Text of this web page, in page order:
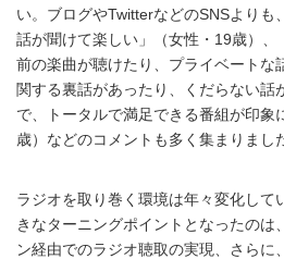
い。ブログやTwitterなどのSNSよりも
話が聞けて楽しい」（女性・19歳）、
前の楽曲が聴けたり、プライベートな
関する裏話があったり、くだらない話
で、トータルで満足できる番組が印象
歳）などのコメントも多く集まりまし
ラジオを取り巻く環境は年々変化して
きなターニングポイントとなったのは
ン経由でのラジオ聴取の実現、さらに